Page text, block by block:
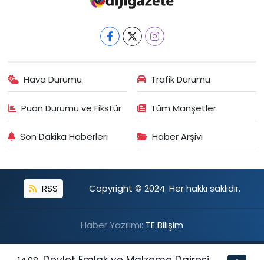
Hava Durumu Trafik Durumu
Puan Durumu ve Fikstür Tüm Manşetler
Son Dakika Haberleri Haber Arşivi
RSS Copyright © 2024. Her hakkı saklıdır.
Haber Yazılımı: TE Bilişim